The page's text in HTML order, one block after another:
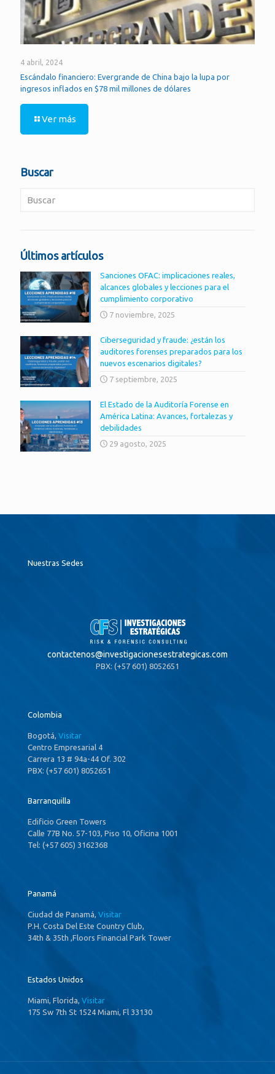
4 abril, 2024
Escándalo financiero: Evergrande de China bajo la lupa por
ingresos inflados en $78 mil millones de dólares
Ver más
Buscar
Últimos artículos
Sanciones OFAC: implicaciones reales,
alcances globales y lecciones para el
cumplimiento corporativo
7 noviembre, 2025
Ciberseguridad y fraude: ¿están los
auditores forenses preparados para los
nuevos escenarios digitales?
7 septiembre, 2025
El Estado de la Auditoría Forense en
América Latina: Avances, fortalezas y
debilidades
29 agosto, 2025
Nuestras Sedes
contactenos@investigacionesestrategicas.com
PBX: (+57 601) 8052651
Colombia
Bogotá, Visitar
Centro Empresarial 4
Carrera 13 # 94a-44 Of. 302
PBX: (+57 601) 8052651
Barranquilla
Edificio Green Towers
Calle 77B No. 57-103, Piso 10, Oficina 1001
Tel: (+57 605) 3162368
Panamá
Ciudad de Panamá, Visitar
P.H. Costa Del Este Country Club,
34th & 35th ,Floors Financial Park Tower
Estados Unidos
Miami, Florida, Visitar
175 Sw 7th St 1524 Miami, Fl 33130